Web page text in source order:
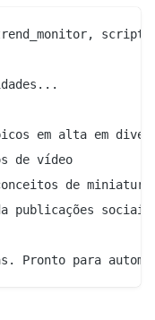
em alta em
de vídeo
de
publicações sociais